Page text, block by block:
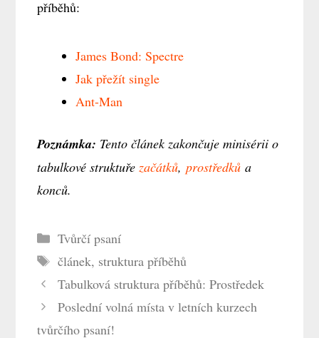
příběhů:
James Bond: Spectre
Jak přežít single
Ant-Man
Poznámka: Tento článek zakončuje minisérii o
tabulkové struktuřezačátků,prostředků a
konců.
Rubriky
Tvůrčí psaní
Štítky
článek, struktura příběhů
Tabulková struktura příběhů: Prostředek
Poslední volná místa v letních kurzech
tvůrčího psaní!